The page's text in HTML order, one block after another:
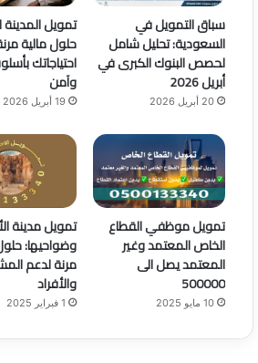
b
e
ا
م
سباق التمويل في
السعودية: تحليل شامل
لحصص البنوك الكبرى في
أبريل 2026
20 أبريل 2026
تمويل المدينة
حلول مالية
احتياجاتك
وآمن
19 أبريل 2026
تمويل موظفي القطاع
الخاص المعتمد وغير
المعتمد يصل الى
500000
10 مايو 2025
تمويل مدينة
وضواحيها:
مرنة لدعم
والأفراد
1 فبراير 2025